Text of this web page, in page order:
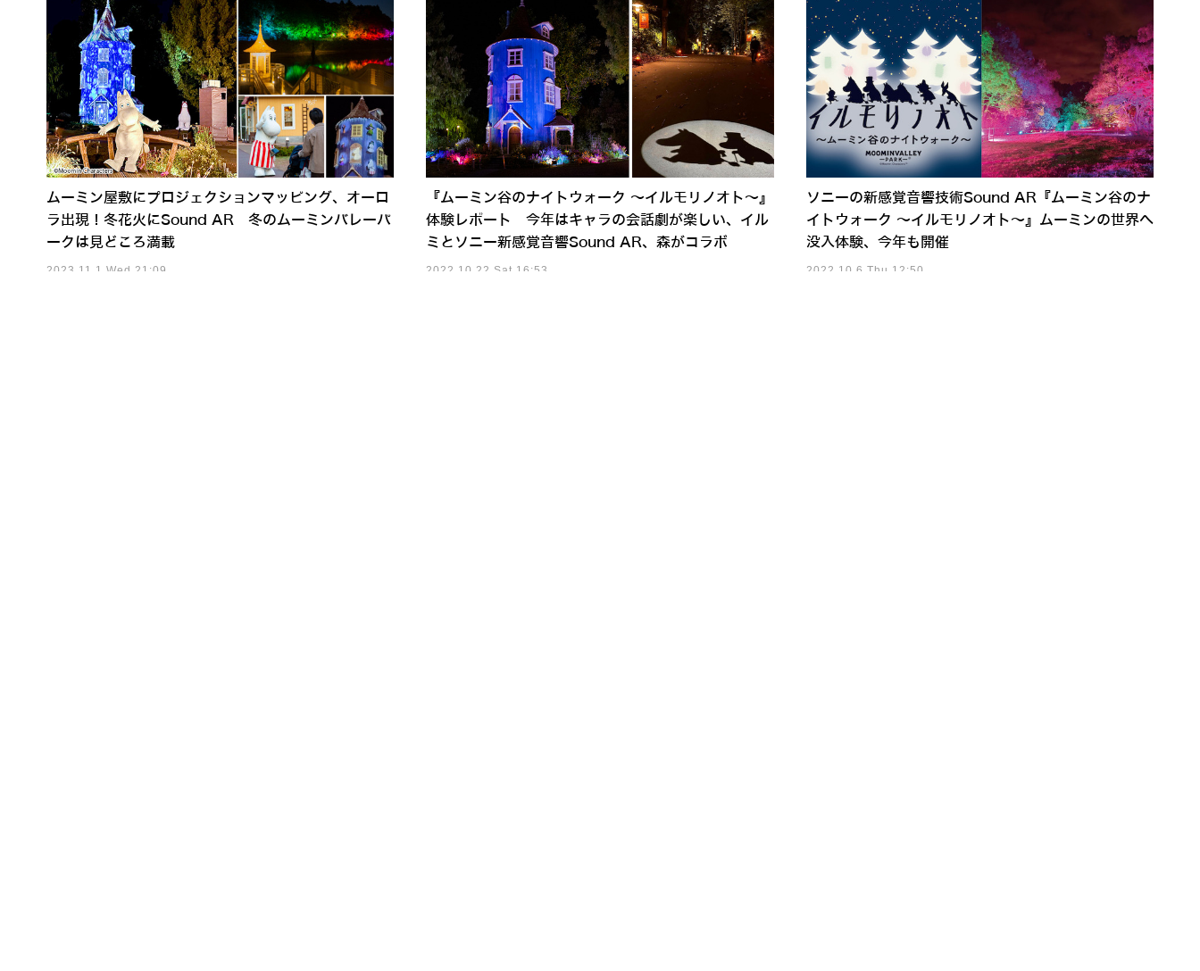
ムーミン屋敷にプロジェクションマッピング、オーロ
ラ出現！冬花火にSound AR 冬のムーミンバレーパ
ークは見どころ満載
2023.11.1 Wed 21:09
『ムーミン谷のナイトウォーク ～イルモリノオト～』
体験レポート 今年はキャラの会話劇が楽しい、イル
ミとソニー新感覚音響Sound AR、森がコラボ
2022.10.22 Sat 16:53
ソニーの新感覚音響技術Sound AR『ムーミン谷のナ
イトウォーク ～イルモリノオト～』ムーミンの世界へ
没入体験、今年も開催
2022.10.6 Thu 12:50